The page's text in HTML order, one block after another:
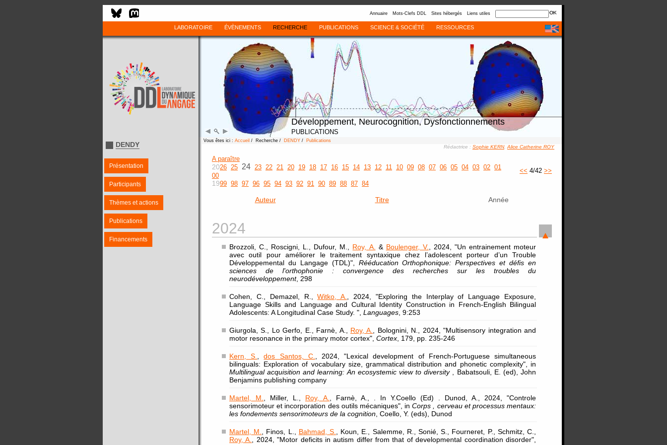
Annuaire Mots-Clefs DDL Sites hébergés Liens utiles
LABORATOIRE ÉVÈNEMENTS RECHERCHE PUBLICATIONS SCIENCE & SOCIÉTÉ RESSOURCES
Développement, Neurocognition, Dysfonctionnements
PUBLICATIONS
DENDY
Présentation
Participants
Thèmes et actions
Publications
Financements
Vous êtes ici : Accueil / Recherche / DENDY / Publications
Rédactrice : Sophie KERN, Alice Catherine ROY
A paraître
2026 25 24 23 22 21 20 19 18 17 16 15 14 13 12 11 10 09 08 07 06 05 04 03 02 01
00
1999 98 97 96 95 94 93 92 91 90 89 88 87 84
<< 4/42 >>
Auteur Titre Année
2024
Brozzoli, C., Roscigni, L., Dufour, M., Roy, A. & Boulenger, V.
, 2024, "Un entrainement moteur
avec outil pour améliorer le traitement syntaxique chez l’adolescent porteur d’un Trouble
Développemental du Langage (TDL)", Rééducation Orthophonique: Perspectives et défis en
sciences de l'orthophonie : convergence des recherches sur les troubles du
neurodéveloppement, 298
Cohen, C., Demazel, R.,Witko, A.
, 2024, "Exploring the Interplay of Language Exposure,
Language Skills and Language and Cultural Identity Construction in French-English Bilingual
Adolescents: A Longitudinal Case Study. ", Languages , 9:253
Giurgola, S., Lo Gerfo, E., Farnè, A., Roy, A.
, Bolognini, N., 2024, "Multisensory integration and
motor resonance in the primary motor cortex", Cortex , 179, pp. 235-246
Kern, S. ,dos Santos, C.
, 2024, "Lexical development of French-Portuguese simultaneous
bilinguals: Exploration of vocabulary size, grammatical distribution and phonetic complexity", in
Multilingual acquisition and learning: An ecosystemic view to diversity
, Babatsouli, E. (ed), John
Benjamins publishing company
Martel, M. , Miller, L., Roy, A.
, Farnè, A., . In Y.Coello (Ed) . Dunod, A., 2024, "Controle
sensorimoteur et incorporation des outils mécaniques", inCorps , cerveau et processus mentaux:
les fondements sensorimoteurs de la cognition , Coello, Y. (eds), Dunod
Martel, M. , Finos, L., Bahmad, S.
, Koun, E., Salemme, R., Sonié, S., Fourneret, P., Schmitz, C.,
Roy, A.
, 2024, "Motor deficits in autism differ from that of developmental coordination disorder",